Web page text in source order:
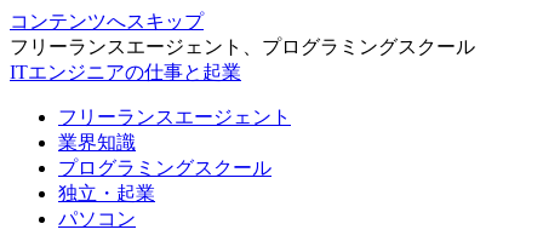
コンテンツへスキップ
フリーランスエージェント、プログラミングスクール
ITエンジニアの仕事と起業
フリーランスエージェント
業界知識
プログラミングスクール
独立・起業
パソコン